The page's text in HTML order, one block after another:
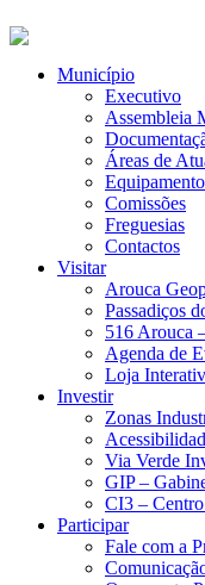
Município
Executivo
Assembleia
Áreas de
Comissões
Freguesias
Contactos
Visitar
Arouca
Passadiços
516 Arouca
Agenda de
Loja
Investir
Zonas
Via Verde
GIP –
CI3 –
Participar
Fale com a